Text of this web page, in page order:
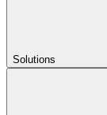
Solutions